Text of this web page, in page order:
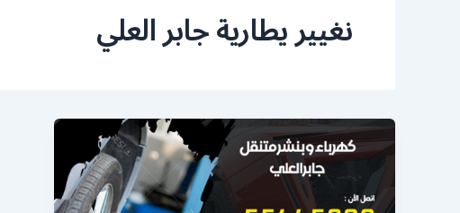
نغيير يطارية جابر العلي